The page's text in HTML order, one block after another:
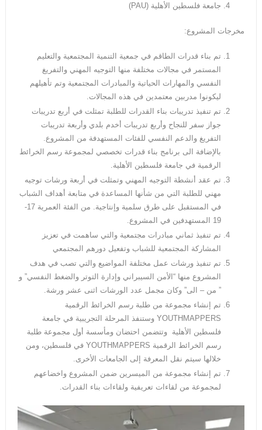
جامعة فلسطين الأهلية (PAU)
مخرجات المشروع:
تم بناء قدرات الطاقم في جمعية التنمية المجتمعية والتعليم
المستمر في مجالات مختلفة منها التوجيه المهني والتفريغ
النفسي والمهارات الحياتية والمبادرات المجتمعية وتم تأهيلهم
ليكونوا مدربين معتمدين في هذه المجالات.
تم تنفيذ تدريبات بناء القدرات للطلبة تمثلت في أربع تدريبات
جواز سفر للنجاح وأربع تدريبات أخدم بلدي وأربعة تدريبات
التفريغ والدعم النفسي للفئات المستهدفة من المشروع.
بالإضافة الى برنامج بناء قدرات تخصصي لمجموعة رسم الخرائط
الرقمية في جامعة فلسطين الأهلية.
تم عقد أنشطة التوجيه المهني وتمثلت في أربعة ورشات توجيه
مهني للطلبة التي من شأنها المساعدة في متابعة أهداف الشباب
في المستقبل على طرق سلمية وإنتاجية. من الفئة العمرية 17-
19 المستهدفين في المشروع.
تم تنفيذ ثماني مبادرات مجتمعية والتي ساهمت في تعزيز
المشاركة المجتمعية للشباب وتفعيل دورهم المجتمعي
تم تنفيذ ورشات عمل مختلفة المواضيع والتي تصب في هدف
المشروع منها “الأمن السيبراني وإدارة التوتر والضغط النفسي” و
” من – الى” وكان مجمل عدد الورشات اثنى عشر ورشة.
تم إنشاء مجموعة من طلبة رسم الخرائط الرقمية
YOUTHMAPPERS وستنفذ المرحلة التجريبية في جامعة
فلسطين الأهلية وتتضمن احتضان ومأسسة أول مجموعة طلبة
رسم الخرائط الرقمية YOUTHMAPPERS في فلسطين، ومن
خلالها سيتم نقل المعرفة إلى الجامعات الأخرى.
تم إنشاء مجموعة من الميسرين ضمن المشروع واخضاعهم
لمجموعة من لقاءات تعريفية ولقاءات بناء القدرات.